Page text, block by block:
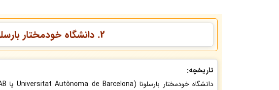
2. دانشگاه خودمختار بارسلونا (Universitat Autònoma de Barcelona یا UAB)
تاریخچه: